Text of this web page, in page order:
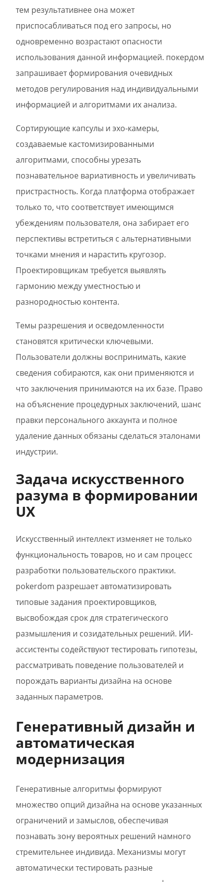
тем результативнее она может
приспосабливаться под его запросы, но
одновременно возрастают опасности
использования данной информацией. покердом
запрашивает формирования очевидных
методов регулирования над индивидуальными
информацией и алгоритмами их анализа.
Сортирующие капсулы и эхо-камеры,
создаваемые кастомизированными
алгоритмами, способны урезать
познавательное вариативность и увеличивать
пристрастность. Когда платформа отображает
только то, что соответствует имеющимся
убеждениям пользователя, она забирает его
перспективы встретиться с альтернативными
точками мнения и нарастить кругозор.
Проектировщикам требуется выявлять
гармонию между уместностью и
разнородностью контента.
Темы разрешения и осведомленности
становятся критически ключевыми.
Пользователи должны воспринимать, какие
сведения собираются, как они применяются и
что заключения принимаются на их базе. Право
на объяснение процедурных заключений, шанс
правки персонального аккаунта и полное
удаление данных обязаны сделаться эталонами
индустрии.
Задача искусственного
разума в формировании
UX
Искусственный интеллект изменяет не только
функциональность товаров, но и сам процесс
разработки пользовательского практики.
pokerdom разрешает автоматизировать
типовые задания проектировщиков,
высвобождая срок для стратегического
размышления и созидательных решений. ИИ-
ассистенты содействуют тестировать гипотезы,
рассматривать поведение пользователей и
порождать варианты дизайна на основе
заданных параметров.
Генеративный дизайн и
автоматическая
модернизация
Генеративные алгоритмы формируют
множество опций дизайна на основе указанных
ограничений и замыслов, обеспечивая
познавать зону вероятных решений намного
стремительнее индивида. Механизмы могут
автоматически тестировать разные